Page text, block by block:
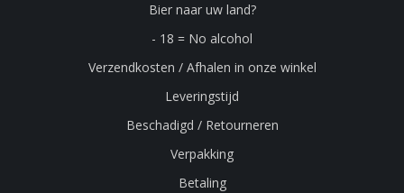
Bier naar uw land?
- 18 = No alcohol
Verzendkosten / Afhalen in onze winkel
Leveringstijd
Beschadigd / Retourneren
Verpakking
Betaling